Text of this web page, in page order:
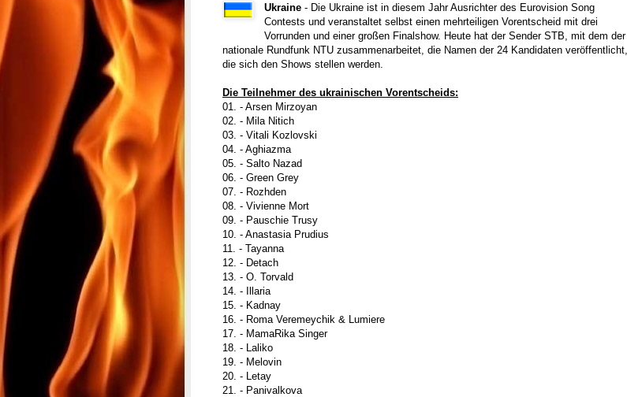
Ukraine- Die Ukraine ist in diesem Jahr Ausrichter des Eurovision Song
Contests und veranstaltet selbst einen mehrteiligen Vorentscheid mit drei
Vorrunden und einer großen Finalshow. Heute hat der Sender STB, mit dem der
nationale Rundfunk NTU zusammenarbeitet, die Namen der 24 Kandidaten veröffentlicht,
die sich den Shows stellen werden.
Die Teilnehmer des ukrainischen Vorentscheids:
01. - Arsen Mirzoyan
02. - Mila Nitich
03. - Vitali Kozlovski
04. - Aghiazma
05. - Salto Nazad
06. - Green Grey
07. - Rozhden
08. - Vivienne Mort
09. - Pauschie Trusy
10. - Anastasia Prudius
11. - Tayanna
12. - Detach
13. - O. Torvald
14. - Illaria
15. - Kadnay
16. - Roma Veremeychik & Lumiere
17. - MamaRika Singer
18. - Laliko
19. - Melovin
20. - Letay
21. - Panivalkova